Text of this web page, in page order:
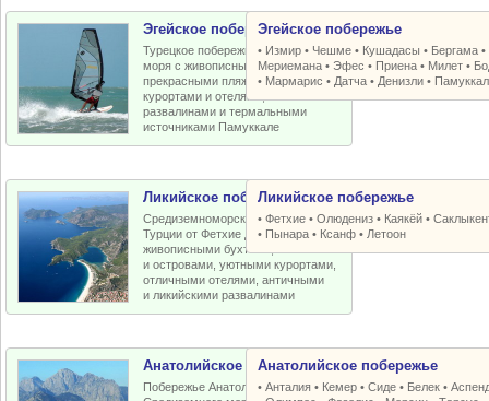
Эгейское побережье
Турецкое побережье Эгейского
моря с живописными бухтами,
прекрасными пляжами, отличными
курортами и отелями, античными
развалинами и термальными
источниками Памуккале
Эгейское побережье
• Измир • Чешме • Кушадасы • Бергама •
Мериемана •Эфес • Приена • Милет •
• Мармарис • Датча • Денизли •
Ликийское побережье
Средиземноморское побережье
Турции от Фетхие до Кемера с
живописными бухтами, пляжами
и островами, уютными курортами,
отличными отелями, античными
и ликийскими развалинами
Ликийское побережье
•Фетхие •Олюдениз • Каякёй •
• Пынара • Ксанф • Летоон
Анатолийское побережье
Побережье Анатолийской бухты
Анатолийское побережье
•Анталия • Кемер •Сиде • Белек •